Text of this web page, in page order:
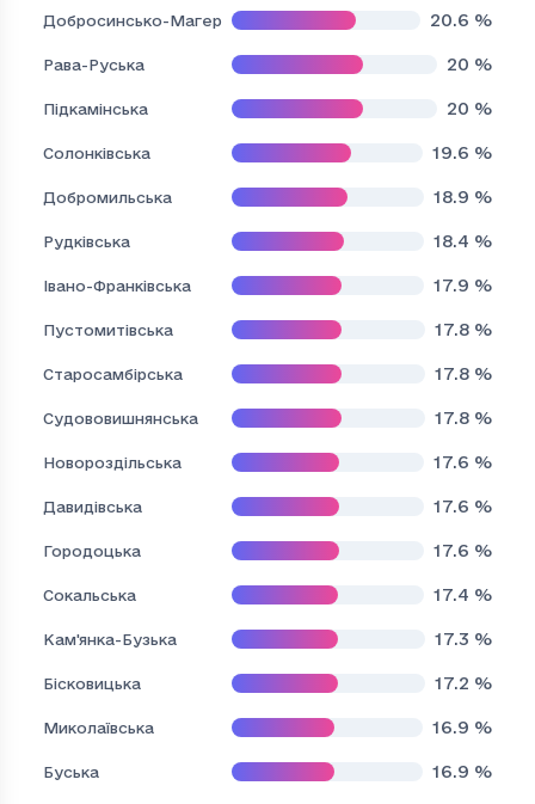
Добросинсько-Магерівська 20.6 %
Рава-Руська 20 %
Підкамінська 20 %
Солонківська 19.6 %
Добромильська 18.9 %
Рудківська 18.4 %
Івано-Франківська 17.9 %
Пустомитівська 17.8 %
Старосамбірська 17.8 %
Судововишнянська 17.8 %
Новороздільська 17.6 %
Давидівська 17.6 %
Городоцька 17.6 %
Сокальська 17.4 %
Кам'янка-Бузька 17.3 %
Бісковицька 17.2 %
Миколаївська 16.9 %
Буська 16.9 %